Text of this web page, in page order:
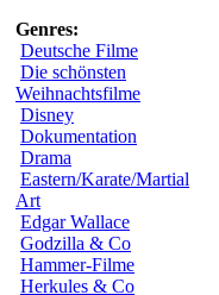
Genres:
Deutsche Filme
Die schönsten
Weihnachtsfilme
Disney
Dokumentation
Drama
Eastern/Karate/Martial
Art
Edgar Wallace
Godzilla & Co
Hammer-Filme
Herkules & Co